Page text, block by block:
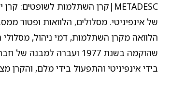
בידי אינפיניטי והתפעול בידי מלם,